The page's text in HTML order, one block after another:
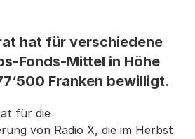
hat für verschiedene
Fonds-Mittel in Höhe
Franken bewilligt.
für die
von Radio X, die im Herbst